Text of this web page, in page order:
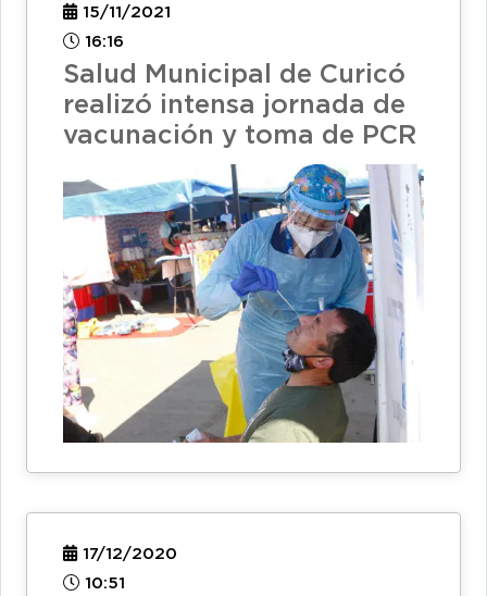
15/11/2021
16:16
Salud Municipal de Curicó
realizó intensa jornada de
vacunación y toma de PCR
17/12/2020
10:51